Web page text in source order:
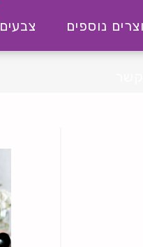
נוספים צבעים